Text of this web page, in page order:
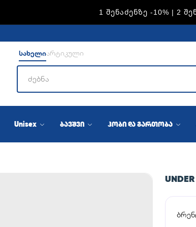
ADIDAS — 1 ᲨᲔᲜᲐᲫᲔᲜᲖᲔ -15%
სახელიარტიკული
Unisex ბავშვი ჰობი და გართობა